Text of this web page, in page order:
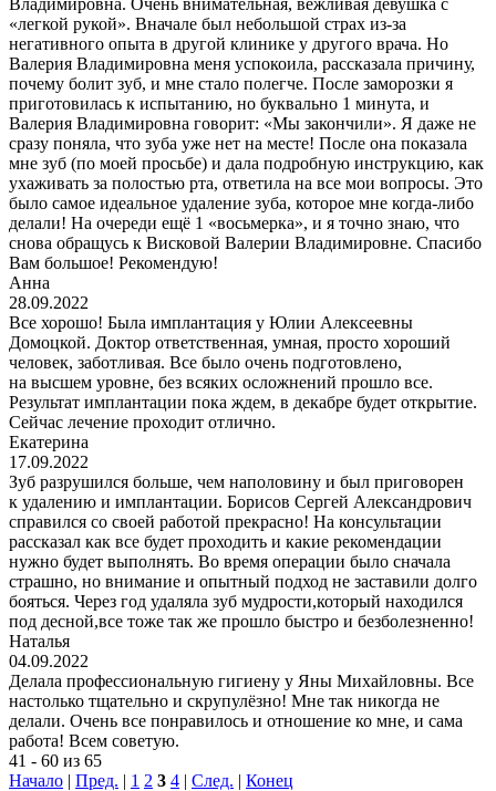
«легкой рукой». Вначале был небольшой страх из-за
негативного опыта в другой клинике у другого врача. Но
Валерия Владимировна меня успокоила, рассказала причину,
почему болит зуб, и мне стало полегче. После заморозки я
приготовилась к испытанию, но буквально 1 минута, и
Валерия Владимировна говорит: «Мы закончили». Я даже не
сразу поняла, что зуба уже нет на месте! После она показала
мне зуб (по моей просьбе) и дала подробную инструкцию, как
ухаживать за полостью рта, ответила на все мои вопросы. Это
было самое идеальное удаление зуба, которое мне когда-либо
делали! На очереди ещё 1 «восьмерка», и я точно знаю, что
снова обращусь к Висковой Валерии Владимировне. Спасибо
Вам большое! Рекомендую!
Анна
28.09.2022
Все хорошо! Была имплантация у Юлии Алексеевны
Домоцкой. Доктор ответственная, умная, просто хороший
человек, заботливая. Все было очень подготовлено,
на высшем уровне, без всяких осложнений прошло все.
Результат имплантации пока ждем, в декабре будет открытие.
Сейчас лечение проходит отлично.
Екатерина
17.09.2022
Зуб разрушился больше, чем наполовину и был приговорен
к удалению и имплантации. Борисов Сергей Александрович
справился со своей работой прекрасно! На консультации
рассказал как все будет проходить и какие рекомендации
нужно будет выполнять. Во время операции было сначала
страшно, но внимание и опытный подход не заставили долго
бояться. Через год удаляла зуб мудрости,который находился
под десной,все тоже так же прошло быстро и безболезненно!
Наталья
04.09.2022
Делала профессиональную гигиену у Яны Михайловны. Все
настолько тщательно и скрупулёзно! Мне так никогда не
делали. Очень все понравилось и отношение ко мне, и сама
работа! Всем советую.
41 - 60 из 65
Начало | Пред. | 1 2 3 4 | След. | Конец